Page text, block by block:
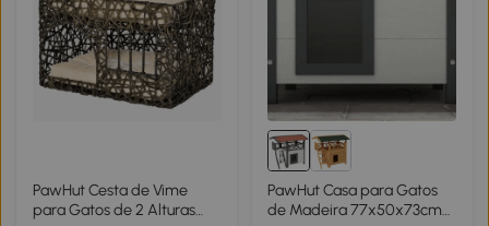
PawHut Cesta de Vime
para Gatos de 2 Alturas
PawHut Casa para Gatos
de Madeira 77x50x73cm